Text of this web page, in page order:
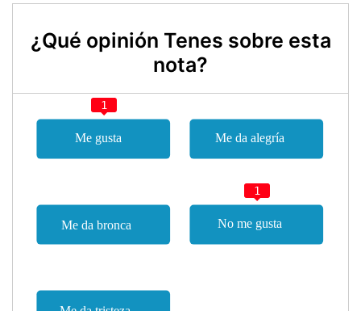
¿Qué opinión Tenes sobre esta
nota?
1
1